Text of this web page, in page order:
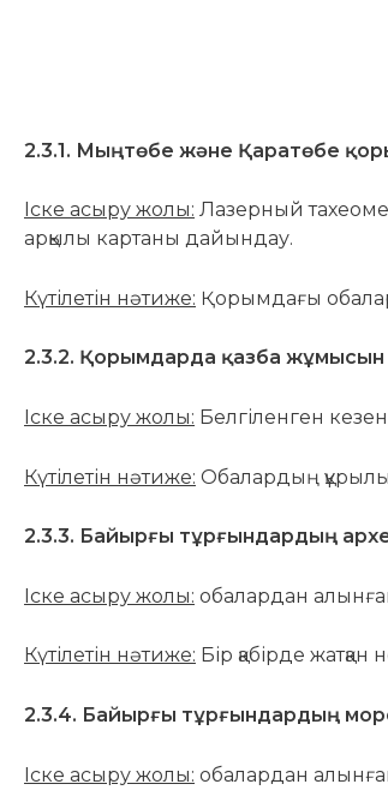
2.3.1. Мыңтөбе және Қаратөбе
Іске асыру жолы: Лазерный
арқылы картаны дайындау.
Күтілетін нәтиже: Қорымдағы
2.3.2. Қорымдарда қазба жұмысын
Іске асыру жолы: Белгіленген
Күтілетін нәтиже: Обалардың
2.3.3. Байырғы тұрғындардың
Іске асыру жолы: обалардан
Күтілетін нәтиже: Бір қабірде
2.3.4. Байырғы тұрғындардың
Іске асыру жолы: обалардан